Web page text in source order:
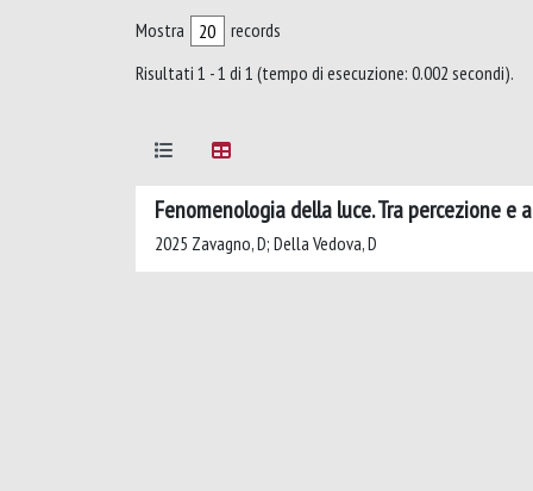
Mostra
records
Risultati 1 - 1 di 1 (tempo di esecuzione: 0.002 secondi).
Fenomenologia della luce. Tra percezione e
2025 Zavagno, D; Della Vedova, D